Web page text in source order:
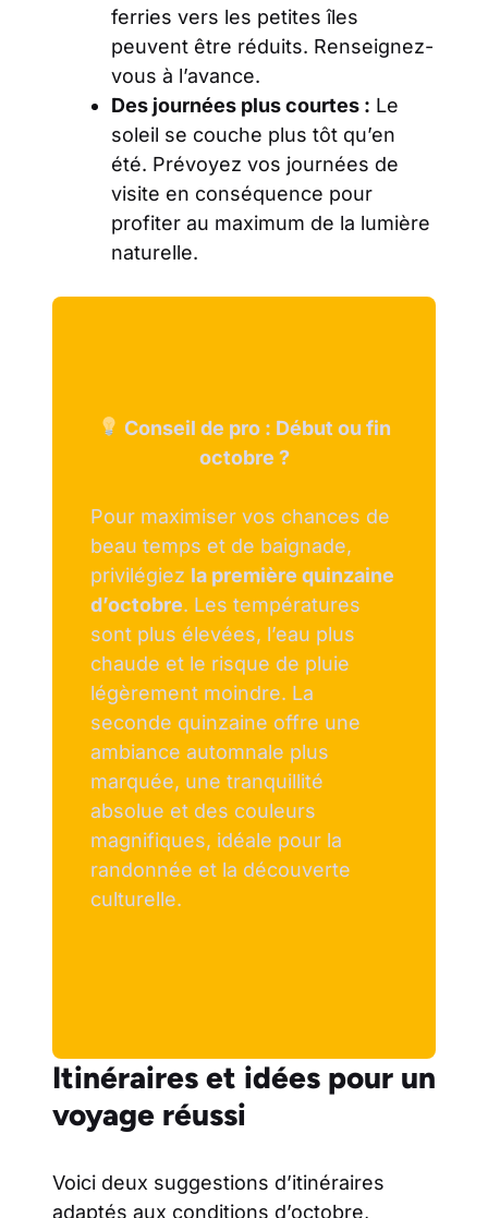
ferries vers les petites îles
peuvent être réduits. Renseignez-
vous à l’avance.
Des journées plus courtes : Le
soleil se couche plus tôt qu’en
été. Prévoyez vos journées de
visite en conséquence pour
profiter au maximum de la lumière
naturelle.
Conseil de pro : Début ou fin
octobre ?
Pour maximiser vos chances de
beau temps et de baignade,
privilégiez la première quinzaine
d’octobre. Les températures
sont plus élevées, l’eau plus
chaude et le risque de pluie
légèrement moindre. La
seconde quinzaine offre une
ambiance automnale plus
marquée, une tranquillité
absolue et des couleurs
magnifiques, idéale pour la
randonnée et la découverte
culturelle.
Itinéraires et idées pour un
voyage réussi
Voici deux suggestions d’itinéraires
adaptés aux conditions d’octobre,